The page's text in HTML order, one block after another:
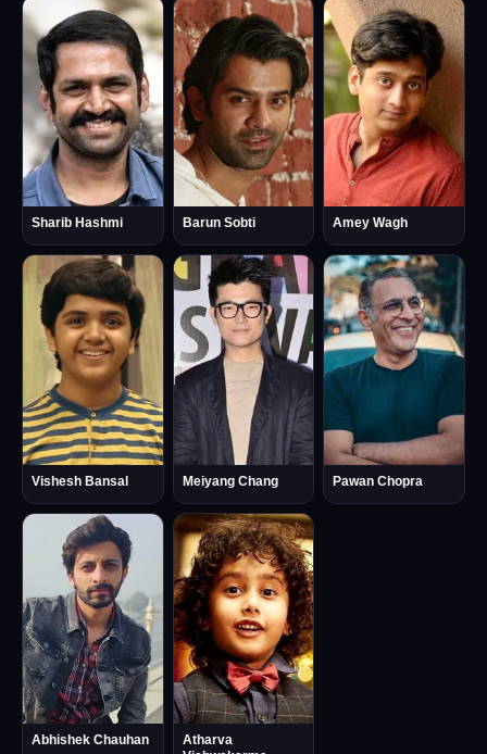
Sharib Hashmi Barun Sobti Amey Wagh
Vishesh Bansal Meiyang Chang Pawan Chopra
Abhishek Chauhan
Atharva